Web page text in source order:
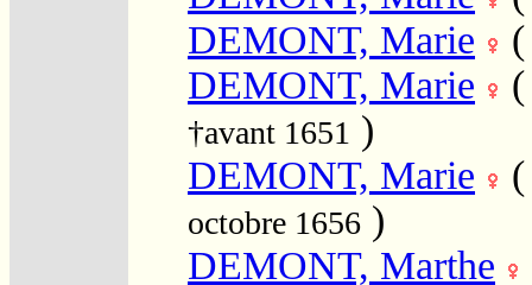
DEMONT, Marie
DEMONT, Marie
†avant 1651 )
DEMONT, Marie
octobre 1656 )
DEMONT, Marthe